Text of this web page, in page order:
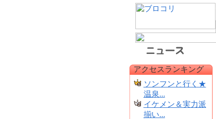
アクセスランキング
ソンフンと行く★
温泉...
イケメン＆実力派
揃い...